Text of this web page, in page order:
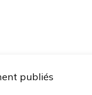
publiés